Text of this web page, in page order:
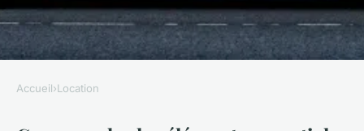
Accueil›Location